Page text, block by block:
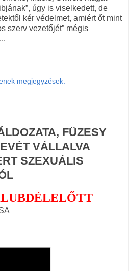
úgy is viselkedett, de
kér védelmet, amiért őt mint
szerv vezetőjét” mégis
megjegyzések:
FÜZESY
VÁLLALVA
SZEXUÁLIS